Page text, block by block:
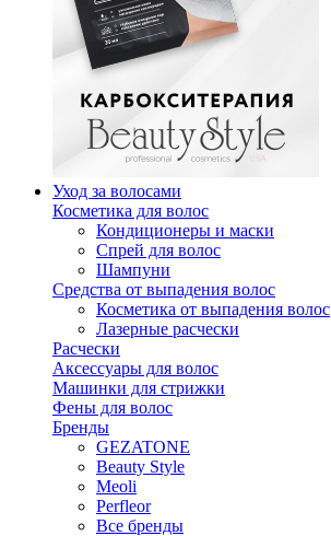
Уход за волосами
Косметика для волос
Кондиционеры и маски
Спрей для волос
Шампуни
Средства от выпадения волос
Косметика от выпадения волос
Лазерные расчески
Расчески
Аксессуары для волос
Машинки для стрижки
Фены для волос
Бренды
GEZATONE
Beauty Style
Meoli
Perfleor
Все бренды